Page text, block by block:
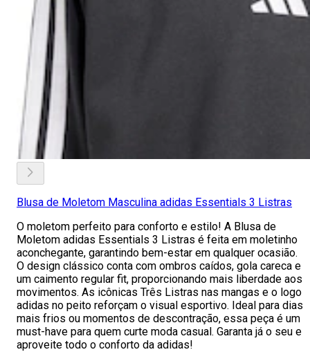
Blusa de Moletom Masculina adidas Essentials 3 Listras
O moletom perfeito para conforto e estilo! A Blusa de
Moletom adidas Essentials 3 Listras é feita em moletinho
aconchegante, garantindo bem-estar em qualquer ocasião.
O design clássico conta com ombros caídos, gola careca e
um caimento regular fit, proporcionando mais liberdade aos
movimentos. As icônicas Três Listras nas mangas e o logo
adidas no peito reforçam o visual esportivo. Ideal para dias
mais frios ou momentos de descontração, essa peça é um
must-have para quem curte moda casual. Garanta já o seu e
aproveite todo o conforto da adidas!